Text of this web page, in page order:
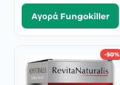
Αγορά Fungokiller
-50%